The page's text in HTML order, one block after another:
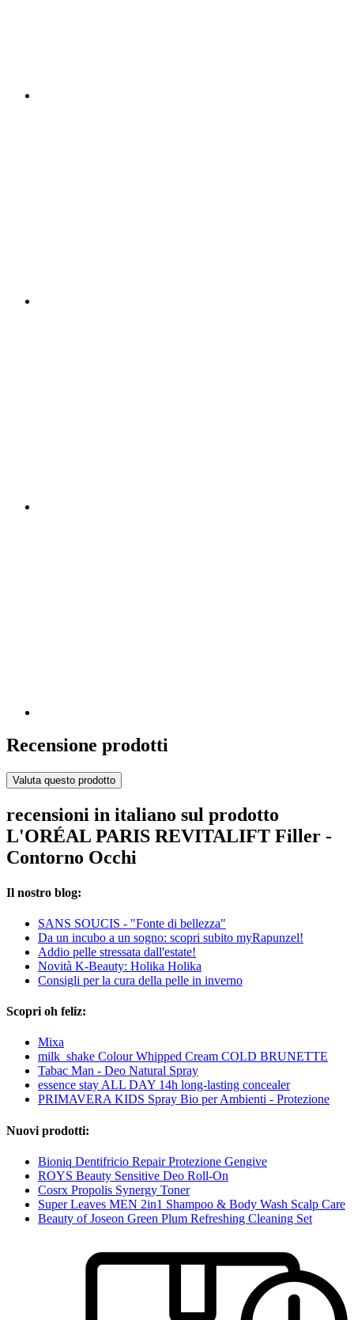
Recensione prodotti
Valuta questo prodotto
recensioni in italiano sul prodotto
L'ORÉAL PARIS REVITALIFT Filler -
Contorno Occhi
Il nostro blog:
SANS SOUCIS - "Fonte di bellezza"
Da un incubo a un sogno: scopri subito myRapunzel!
Addio pelle stressata dall'estate!
Novità K-Beauty: Holika Holika
Consigli per la cura della pelle in inverno
Scopri oh feliz:
Mixa
milk_shake Colour Whipped Cream COLD BRUNETTE
Tabac Man - Deo Natural Spray
essence stay ALL DAY 14h long-lasting concealer
PRIMAVERA KIDS Spray Bio per Ambienti - Protezione
Nuovi prodotti:
Bioniq Dentifricio Repair Protezione Gengive
ROYS Beauty Sensitive Deo Roll-On
Cosrx Propolis Synergy Toner
Super Leaves MEN 2in1 Shampoo & Body Wash Scalp Care
Beauty of Joseon Green Plum Refreshing Cleaning Set